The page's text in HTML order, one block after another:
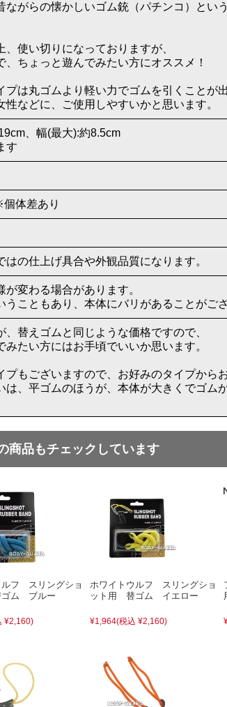
ながらの懐かしいゴム銃（パチンコ）とい
、使い切りになっておりますが、
、ちょっと遊んでみたい方にオススメ！
プは丸ゴムより軽い力でゴムを引くことが
性などに、ご使用しやすいかと思います。
、幅(最大):約8.5cm
す
体差あり
はの仕上げ具合や外観品質になります。
が変わる場合があります。
うこともあり、本体にバリがあることがござ
、替えゴムと同じような価格ですので、
みたい方にはお手頃でいいか思います。
プもございますので、お好みのタイプから
は、平ゴムのほうが、本体が大きくでゴム
商品もチェックしています
ルフ スリングショ
ム ブルー
¥2,160)
ホワイトウルフ スリングショ
ット用 替ゴム イエロー
¥1,964(税込 ¥2,160)